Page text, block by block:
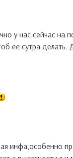
у нас сейчас на
ее сутра
инфа,особенно